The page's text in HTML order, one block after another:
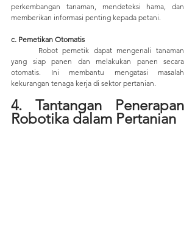
perkembangan tanaman, mendeteksi hama, dan
memberikan informasi penting kepada petani.
c. Pemetikan Otomatis
yang siap panen dan melakukan panen secara
otomatis. Ini membantu mengatasi masalah
kekurangan tenaga kerja di sektor pertanian.
4. Tantangan Penerapan
Robotika dalam Pertanian